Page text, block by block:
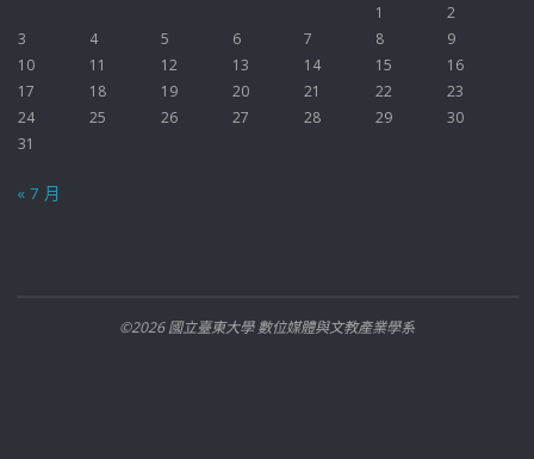
1
2
3
4 5 6 7 8
9
10
11 12 13 14 15
16
17
18 19 20 21 22
23
24
25 26 27 28 29
30
31
« 7 月
©2026 國立臺東大學 數位媒體與文教產業學系